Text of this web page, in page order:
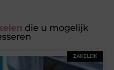
die u mogelijk
ZAKELIJK